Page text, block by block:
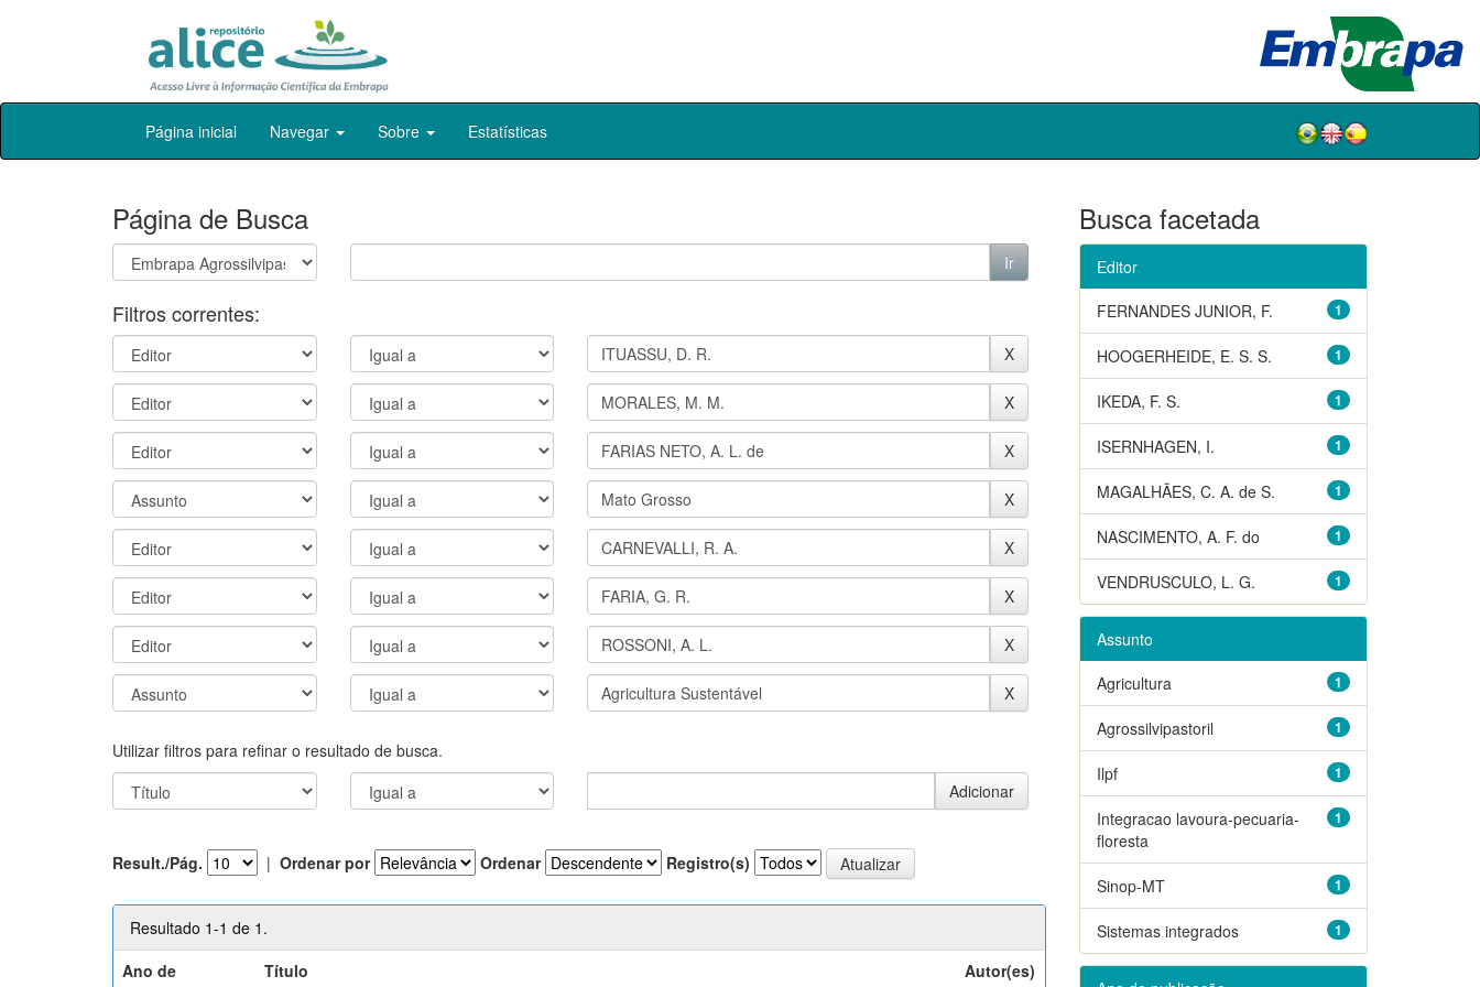
Skip
Página inicial Navegar Sobre Estatísticas
Página de Busca
Filtros correntes:
Utilizar filtros para refinar o resultado de busca.
Result./Pág. | Ordenar por Ordenar Registro(s)
Resultado 1-1 de 1.
Ano de
Título Autor(es)
Busca facetada
Editor
1
FERNANDES JUNIOR, F.
1
HOOGERHEIDE, E. S. S.
1
IKEDA, F. S.
1
ISERNHAGEN, I.
1
MAGALHÃES, C. A. de S.
1
NASCIMENTO, A. F. do
1
VENDRUSCULO, L. G.
Assunto
1
Agricultura
1
Agrossilvipastoril
1
Ilpf
1
Integracao lavoura-pecuaria-
floresta
1
Sinop-MT
1
Sistemas integrados